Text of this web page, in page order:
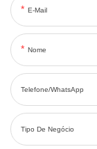
E-Mail
Nome
Telefone/WhatsApp
Tipo De Negócio